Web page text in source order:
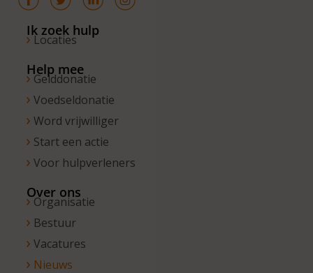
Ik zoek hulp
Locaties
Help mee
Gelddonatie
Voedseldonatie
Word vrijwilliger
Start een actie
Voor hulpverleners
Over ons
Organisatie
Bestuur
Vacatures
Nieuws